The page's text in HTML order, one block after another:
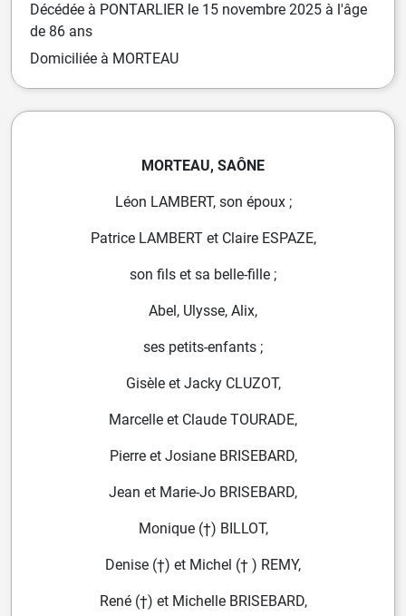
Décédée à PONTARLIER le 15 novembre 2025 à l'âge
de 86 ans
Domiciliée à MORTEAU
MORTEAU, SAÔNE
Léon LAMBERT, son époux ;
Patrice LAMBERT et Claire ESPAZE,
son fils et sa belle-fille ;
Abel, Ulysse, Alix,
ses petits-enfants ;
Gisèle et Jacky CLUZOT,
Marcelle et Claude TOURADE,
Pierre et Josiane BRISEBARD,
Jean et Marie-Jo BRISEBARD,
Monique (†) BILLOT,
Denise (†) et Michel († ) REMY,
René (†) et Michelle BRISEBARD,